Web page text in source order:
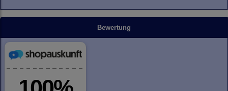
Bewertung